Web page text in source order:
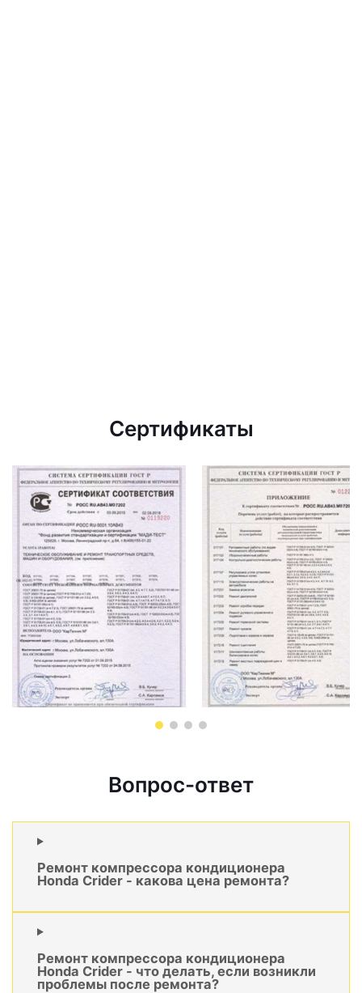
Сертификаты
Вопрос-ответ
Ремонт компрессора кондиционера
Honda Crider - какова цена ремонта?
Ремонт компрессора кондиционера
Honda Crider - что делать, если возникли
проблемы после ремонта?